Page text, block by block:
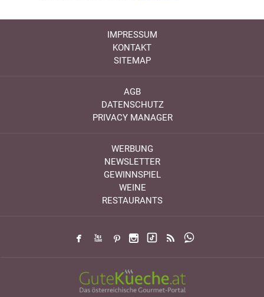
IMPRESSUM
KONTAKT
SITEMAP
AGB
DATENSCHUTZ
PRIVACY MANAGER
WERBUNG
NEWSLETTER
GEWINNSPIEL
WEINE
RESTAURANTS